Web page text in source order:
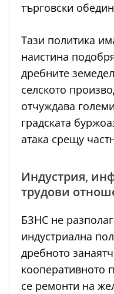
търговски
Тази политика
наистина
дребните
селското
отчуждава
градската
атака срещу
Индустрия,
трудови
БЗНС не
индустриална
дребното
кооперативното
се ремонти на